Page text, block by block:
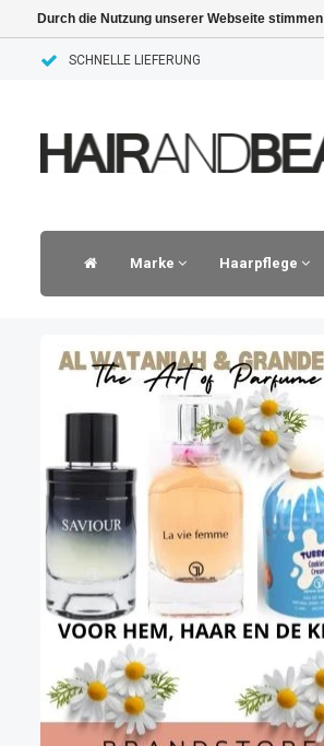
SCHNELLE LIEFERUNG
Marke Haarpflege
Durch die Nutzung unserer Webseite